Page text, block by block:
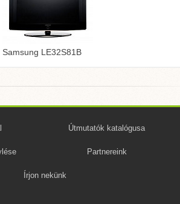
Samsung LE32S81B
Útmutatók katalógusa
Partnereink
Írjon nekünk